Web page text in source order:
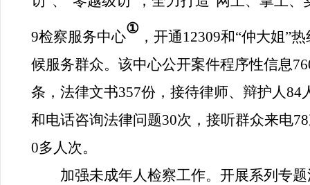
9检察服务中心① ，开通12309和“仲大姐”热
候服务群众。该中心公开案件程序性信息
条，法律文书357份，接待律师、辩护人84
和电话咨询法律问题30次，接听群众来电78
0多人次。
加强未成年人检察工作。开展系列专